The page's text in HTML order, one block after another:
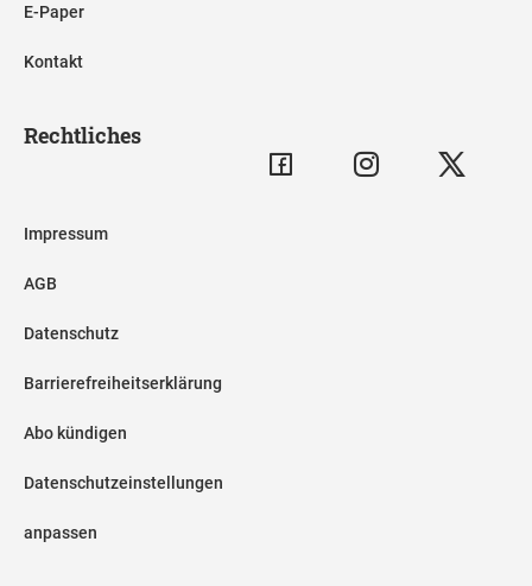
E-Paper
Kontakt
Rechtliches
Impressum
AGB
Datenschutz
Barrierefreiheitserklärung
Abo kündigen
Datenschutzeinstellungen
anpassen